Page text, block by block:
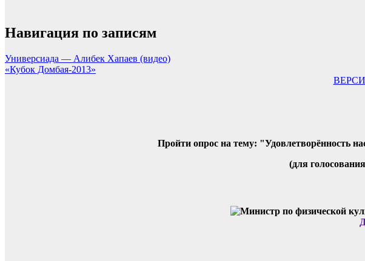
Навигация по записям
Универсиада — Алибек Хапаев (видео)
«Кубок Домбая-2013»
Пройти опрос на тему: "Удовлетворённость
(для